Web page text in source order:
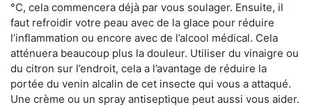
°C, cela commencera déjà par vous soulager. Ensuite, il
faut refroidir votre peau avec de la glace pour réduire
l’inflammation ou encore avec de l’alcool médical. Cela
atténuera beaucoup plus la douleur. Utiliser du vinaigre ou
du citron sur l’endroit, cela a l’avantage de réduire la
portée du venin alcalin de cet insecte qui vous a attaqué.
Une crème ou un spray antiseptique peut aussi vous aider.